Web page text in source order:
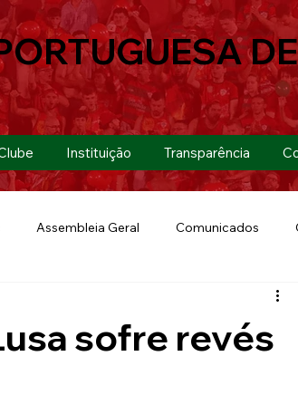
Instituição Transparência
Assembleia Geral Comunicados
sofre revés